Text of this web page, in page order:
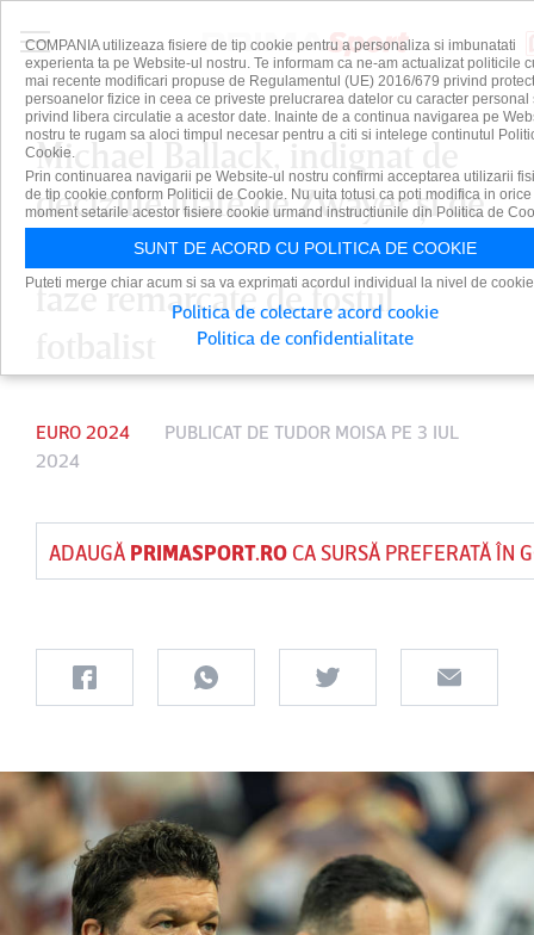
Michael Ballack, indignat de
deciziile luate de Zwayer şi de
cei din camera VAR! Cele două
faze remarcate de fostul
EURO 2024 PUBLICAT DE TUDOR MOISA PE 3 IUL
2024
ADAUGĂ PRIMASPORT.ROCA SURSĂ PREFERATĂ ÎN
COMPANIA utilizeaza fisiere de tip cookie pentru a personaliza si imbunatati
experienta ta pe Website-ul nostru. Te informam ca ne-am actualizat politicile
mai recente modificari propuse de Regulamentul (UE) 2016/679 privind
persoanelor fizice in ceea ce priveste prelucrarea datelor cu caracter personal
privind libera circulatie a acestor date. Inainte de a continua navigarea pe
nostru te rugam sa aloci timpul necesar pentru a citi si intelege continutul
Cookie.
Prin continuarea navigarii pe Website-ul nostru confirmi acceptarea utilizarii
de tip cookie conform Politicii de Cookie. Nu uita totusi ca poti modifica in orice
moment setarile acestor fisiere cookie urmand instructiunile din Politica de
SUNT DE ACORD CU POLITICA DE COOKIE
Puteti merge chiar acum si sa va exprimati acordul individual la nivel de
Politica de colectare acord cookie
Politica de confidentialitate